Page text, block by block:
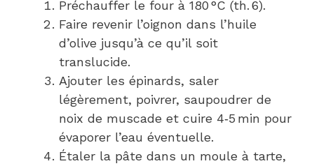
Préchauffer le four à 180 °C (th. 6).
Faire revenir l’oignon dans l’huile
d’olive jusqu’à ce qu’il soit
translucide.
Ajouter les épinards, saler
légèrement, poivrer, saupoudrer de
noix de muscade et cuire 4‑5 min pour
évaporer l’eau éventuelle.
Étaler la pâte dans un moule à tarte,